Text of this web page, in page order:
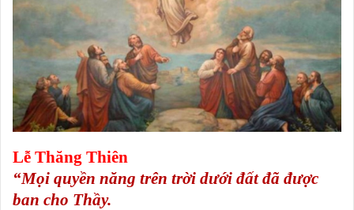
Lễ Thăng Thiên
“Mọi quyền năng trên trời dưới đất đã được
ban cho Thầy.